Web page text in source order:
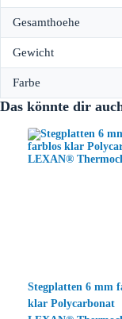
Gesamthoehe
Gewicht
Farbe
Das könnte dir
Stegplatten 6 mm
klar Polycarbonat